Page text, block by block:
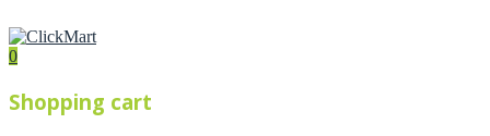
0
Shopping cart